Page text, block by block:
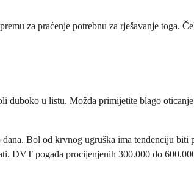
za praćenje potrebnu za rješavanje toga.
duboko u listu. Možda primijetite blago
Bol od krvnog ugruška ima tendenciju biti
DVT pogađa procijenjenih 300.000 do